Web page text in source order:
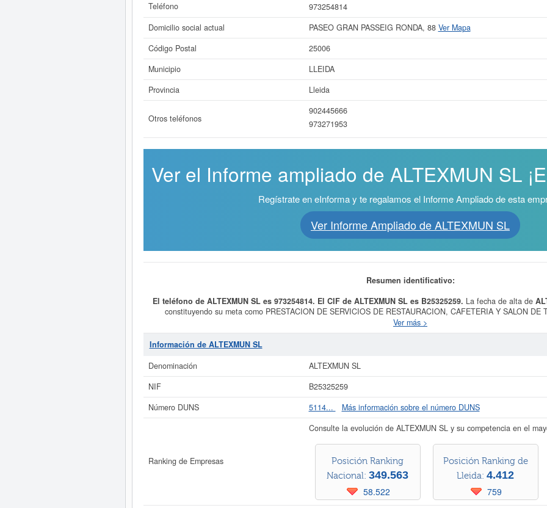
Teléfono
973254814
Domicilio social actual
PASEO GRAN PASSEIG RONDA, 88 Ver Mapa
Código Postal
25006
Municipio
LLEIDA
Provincia
Lleida
Otros teléfonos
902445666
973271953
Ver el Informe ampliado de ALTEXMUN SL
Regístrate en eInforma y te regalamos el Informe Ampliado de esta
Ver Informe Ampliado de ALTEXMUN SL
Resumen identificativo:
El teléfono de ALTEXMUN SL es 973254814. El CIF de ALTEXMUN SL es B25325259. La fecha de alta de
constituyendo su meta como PRESTACION DE SERVICIOS DE RESTAURACION, CAFETERIA Y SALON DE
PRODUCTOS ALIMENTICIOS Y BEBIDAS, PRESTACION DE SERVICIOS DE HOSTELERIA, CELEBRACION
SOCIALES.. Esta empresa está clasificada dentro del CNAE en la categoría 5611 - Restaurantes.
clasificación SIC con el número 58120000. El número de empleados de esta empresa es de 5. Se ha
aproximado de esta empresa es de 3.100 a 60.000 €. La empresa
Si está interesado en conocer más datos de la empresa ALTEXMUN SL puede
consultar los resultados de sus años de actividad, así como los balances y cuentas de
La última actualización del informe de empresa se ha realizado el 06/08/2026.
Ver más >
Información de ALTEXMUN SL
Denominación
ALTEXMUN SL
NIF
B25325259
Número DUNS
5114... Más información sobre el número DUNS
Ranking de Empresas
Consulte la evolución de ALTEXMUN SL y su competencia en el
Posición Ranking
Nacional: 349.563
58.522
Posición Ranking de
Lleida: 4.412
759